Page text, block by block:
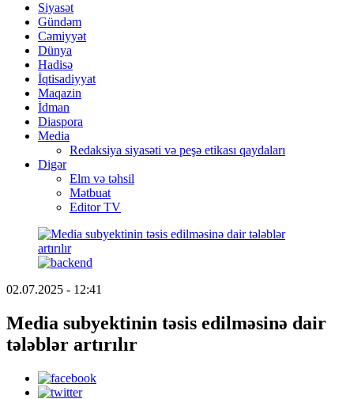
Siyasət
Gündəm
Cəmiyyət
Dünya
Hadisə
İqtisadiyyat
Maqazin
İdman
Diaspora
Media
Redaksiya siyasəti və peşə etikası qaydaları
Digər
Elm və təhsil
Mətbuat
Editor TV
02.07.2025 - 12:41
Media subyektinin təsis edilməsinə dair
tələblər artırılır